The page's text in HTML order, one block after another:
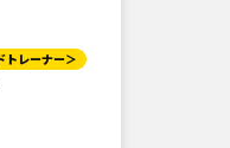
レーナー＞